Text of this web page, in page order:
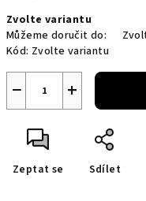
cena:
Zvolte variantu
Můžeme doručit do:
Kód: Zvolte variantu
+
−
Zeptat se Sdílet